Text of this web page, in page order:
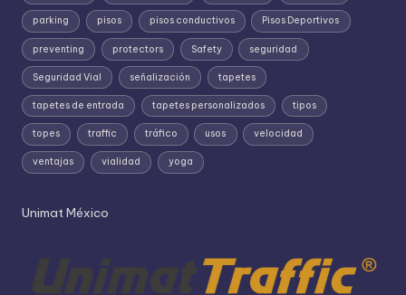
parking pisos pisos conductivos Pisos Deportivos
preventing protectors Safety seguridad
Seguridad Vial señalización tapetes
tapetes de entrada tapetes personalizados tipos
topes traffic tráfico usos velocidad
ventajas vialidad yoga
Unimat México